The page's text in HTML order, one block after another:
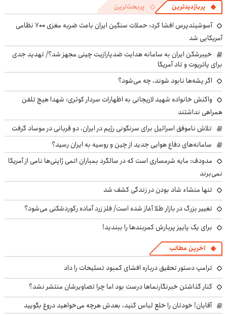
پربازدیدترین پربحث‌ترین
آسوشیتدپرس افشا کرد: حملات سنگین ایران باعث ضربه مغزی ۷۰۰ نظامی
آمریکایی شد
خیبرشکن ایران به سامانه هدایت ضدپارازیت چینی مجهز شد؟/ تهدید جدی
برای پاتریوت و تاد آمریکا
اگر پشه‌ها نابود شوند، چه می‌شود؟
واکنش خانواده شهید لاریجانی به اظهارات سردار کوثری: شهدا هیچ تلفن
همراهی نداشتند
تلاش ناموفق اسرائیل برای سرنگونی رژیم در ایران، دو قربانی در موساد گرفت
سامانه‌های دفاع هوایی جدید از چین و روسیه به ایران رسید؟
مدودف: مایه شرمساری است که در سالگرد بمباران اتمی ژاپنی‌ها نامی از آمریکا
نمی‌برند
تنها منشاء شاد بودن در زندگی کشف شد
تغییر بزرگ در بازار طلا آغاز شده است/ فلز زرد آماده رکوردشکنی می‌شود؟
برای یک پاییز پربارش کمربندها را ببندید!
آخرین مطالب
ترامپ دستور تحقیق درباره افشای کمبود تسلیحات را داد
کنار گذاشتن خبرنگارنماها درست بود اما چرا تصاویرشان منتشر نشد؟
آقایان! خودتان را خلع لباس کنید، بعدش هرچه می‌خواهید دروغ بگویید